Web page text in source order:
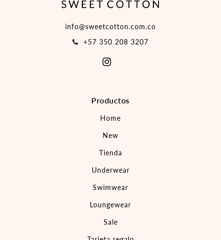
info@sweetcotton.com.co
+57 350 208 3207
Productos
Home
New
Tienda
Underwear
Swimwear
Loungewear
Sale